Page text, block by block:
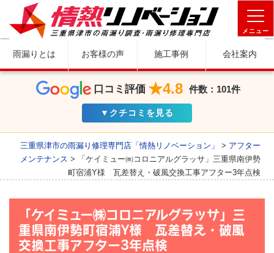
メニュー
雨漏りとは お客様の声 施工事例 会社案内
口コミ評価 ★4.8 件数：101件
▼クチコミを見る
三重県津市の雨漏り修理専門店「情熱リノベーション」 > アフター
メンテナンス >
「ケイミュー㈱コロニアルグラッサ」三重県南伊勢
町宿浦Y様 瓦差替え・破風交換工事アフター3年点検
「ケイミュー㈱コロニアルグラッサ」三
重県南伊勢町宿浦Y様 瓦差替え・破風
交換工事アフター3年点検